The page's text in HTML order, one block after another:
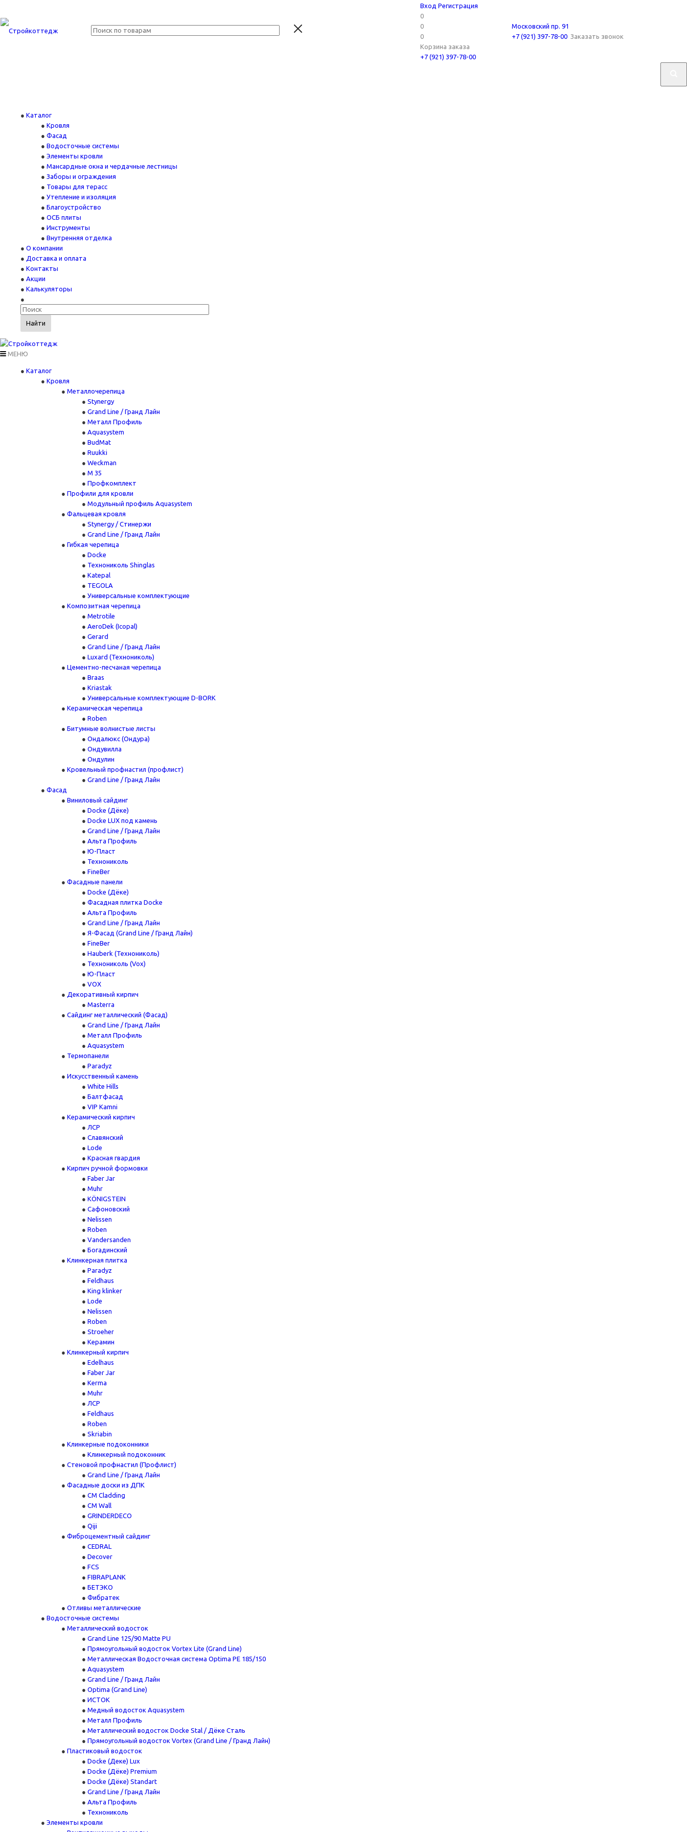
Вход Регистрация
0
0
0
Корзина заказа
+7 (921) 397-78-00
Московский пр. 91
+7 (921) 397-78-00 Заказать звонок
Каталог
Кровля
Фасад
Водосточные системы
Элементы кровли
Мансардные окна и чердачные лестницы
Заборы и ограждения
Товары для терасс
Утепление и изоляция
Благоустройство
ОСБ плиты
Инструменты
Внутренняя отделка
О компании
Доставка и оплата
Контакты
Акции
Калькуляторы
Найти
МЕНЮ
Каталог
Кровля
Металлочерепица
Stynergy
Grand Line / Гранд Лайн
Металл Профиль
Aquasystem
BudMat
Ruukki
Weckman
М 35
Профкомплект
Профили для кровли
Модульный профиль Aquasystem
Фальцевая кровля
Stynergy / Стинержи
Grand Line / Гранд Лайн
Гибкая черепица
Docke
Технониколь Shinglas
Katepal
TEGOLA
Универсальные комплектующие
Композитная черепица
Metrotile
AeroDek (Icopal)
Gerard
Grand Line / Гранд Лайн
Luxard (Технониколь)
Цементно-песчаная черепица
Braas
Kriastak
Универсальные комплектующие D-BORK
Керамическая черепица
Roben
Битумные волнистые листы
Ондалюкс (Ондура)
Ондувилла
Ондулин
Кровельный профнастил (профлист)
Grand Line / Гранд Лайн
Фасад
Виниловый сайдинг
Docke (Дёке)
Docke LUX под камень
Grand Line / Гранд Лайн
Альта Профиль
Ю-Пласт
Технониколь
FineBer
Фасадные панели
Docke (Дёке)
Фасадная плитка Docke
Альта Профиль
Grand Line / Гранд Лайн
Я-Фасад (Grand Line / Гранд Лайн)
FineBer
Hauberk (Технониколь)
Технониколь (Vox)
Ю-Пласт
VOX
Декоративный кирпич
Masterra
Сайдинг металлический (Фасад)
Grand Line / Гранд Лайн
Металл Профиль
Aquasystem
Термопанели
Paradyz
Искусственный камень
White Hills
Балтфасад
VIP Kamni
Керамический кирпич
ЛСР
Славянский
Lode
Красная гвардия
Кирпич ручной формовки
Faber Jar
Muhr
KÖNIGSTEIN
Сафоновский
Nelissen
Roben
Vandersanden
Богадинский
Клинкерная плитка
Paradyz
Feldhaus
King klinker
Lode
Nelissen
Roben
Stroeher
Керамин
Клинкерный кирпич
Edelhaus
Faber Jar
Kerma
Muhr
ЛСР
Feldhaus
Roben
Skriabin
Клинкерные подоконники
Клинкерный подоконник
Стеновой профнастил (Профлист)
Grand Line / Гранд Лайн
Фасадные доски из ДПК
CM Cladding
CM Wall
GRINDERDECO
Qiji
Фиброцементный сайдинг
CEDRAL
Decover
FCS
FIBRAPLANK
БЕТЭКО
Фибратек
Отливы металлические
Водосточные системы
Металлический водосток
Grand Line 125/90 Matte PU
Прямоугольный водосток Vortex Lite (Grand Line)
Металлическая Водосточная система Optima PE 185/150
Aquasystem
Grand Line / Гранд Лайн
Optima (Grand Line)
ИСТОК
Медный водосток Aquasystem
Металл Профиль
Металлический водосток Docke Stal / Дёке Сталь
Прямоугольный водосток Vortex (Grand Line / Гранд Лайн)
Пластиковый водосток
Docke (Деке) Lux
Docke (Дёке) Premium
Docke (Дёке) Standart
Grand Line / Гранд Лайн
Альта Профиль
Технониколь
Элементы кровли